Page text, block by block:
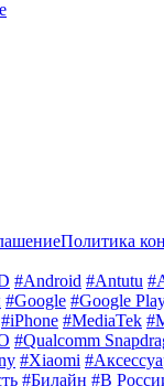
Политика
#Android #Antutu
#Google #Google
#iPhone #MediaTek
#Qualcomm
#Xiaomi
#Билайн #В